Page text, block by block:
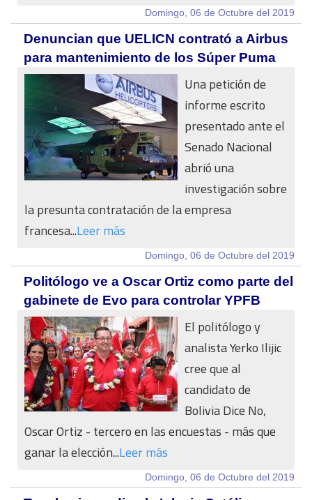
Domingo, 06 de Octubre del 2019
Denuncian que UELICN contrató a Airbus
para mantenimiento de los Súper Puma
Una petición de
informe escrito
presentado ante el
Senado Nacional
abrió una
investigación sobre
la presunta contratación de la empresa
francesa...Leer más
Domingo, 06 de Octubre del 2019
Politólogo ve a Oscar Ortiz como parte del
gabinete de Evo para controlar YPFB
El politólogo y
analista Yerko Ilijic
cree que al
candidato de
Bolivia Dice No,
Oscar Ortiz - tercero en las encuestas - más que
ganar la elección...Leer más
Domingo, 06 de Octubre del 2019